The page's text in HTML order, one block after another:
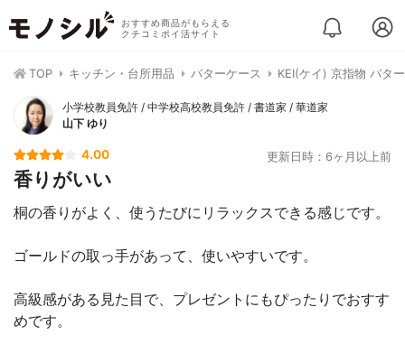
おすすめ商品がもらえる
クチコミポイ活サイト
TOP キッチン・台所用品 バターケース KEI(ケイ) 京指物 バタ
小学校教員免許 / 中学校高校教員免許 / 書道家 / 華道家
山下 ゆり
4.00 更新日時：6ヶ月以上前
香りがいい
桐の香りがよく、使うたびにリラックスできる感じです。
ゴールドの取っ手があって、使いやすいです。
高級感がある見た目で、プレゼントにもぴったりでおすす
めです。